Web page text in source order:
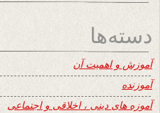
دسته‌ها
آموزش و اهمیت آن
آموزنده
آموزه های دینی ، اخلاقی و اجتماعی